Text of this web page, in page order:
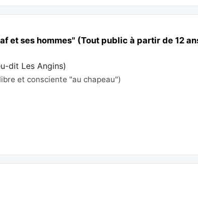
et ses hommes" (Tout public à partir de 12
dit Les Angins)
et consciente "au chapeau")